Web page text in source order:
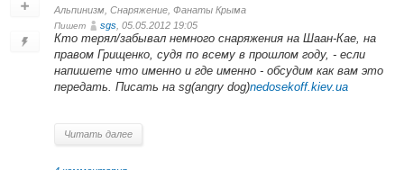
Альпинизм Снаряжение Фанаты Крыма
Пишет sgs , 05.05.2012 19:05
Кто терял/забывал немного снаряжения на Шаан-Кае, на
правом Грищенко, судя по всему в прошлом году, - если
напишете что именно и где именно - обсудим как вам это
передать. Писать на sg(angry dog)nedosekoff.kiev.ua
Читать далее